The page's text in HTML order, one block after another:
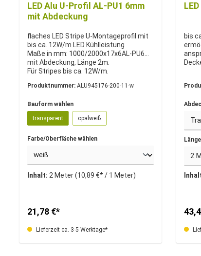
LED Alu U-Profil AL-PU1 6mm
mit Abdeckung
flaches LED Stripe U-Montageprofil mit
bis ca. 12W/m LED Kühlleistung
Maße in mm: 1000/2000x17x6AL-PU6
mit Abdeckung, Länge 2m.
Für Stripes bis ca. 12W/m.
Produktnummer: ALU945176-200-11-w
Bauform wählen
transparent opalweiß
Farbe/Oberfläche wählen
Inhalt: 2 Meter(10,89 €* / 1 Meter)
21,78 €*
Lieferzeit ca. 3-5 Werktage*
bis
Länge